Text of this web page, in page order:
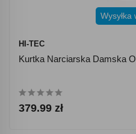
Wysyłka
HI-TEC
Kurtka Narciarska Damska
379.99 zł